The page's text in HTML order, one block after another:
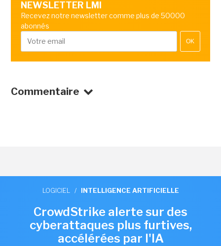
NEWSLETTER LMI
Recevez notre newsletter comme plus de 50000
abonnés
OK
Commentaire
LOGICIEL / INTELLIGENCE ARTIFICIELLE
CrowdStrike alerte sur des
cyberattaques plus furtives,
accélérées par l'IA